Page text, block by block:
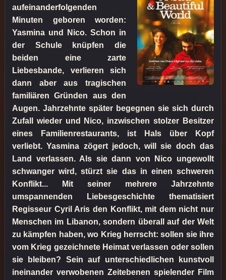
aufeinanderfolgenden
Minuten geboren worden:
Yasmina und Nico. Schon in
der Schule knüpfen die
beiden eine zarte
Liebesbande, verlieren sich
dann aber aus tragischen
familiären Gründen aus den
Augen. Jahrzehnte später begegnen sie sich durch
Zufall wieder und Nico, inzwischen stolzer Besitzer
eines Familienrestaurants, ist Hals über Kopf
verliebt. Yasmina zögert jedoch, will sie doch das
Land verlassen. Als sie dann von Nico ungewollt
schwanger wird, stürzt sie das in einen schweren
Konflikt... Mit seiner mehrere Jahrzehnte
umspannenden Liebesgeschichte thematisiert
Regisseur Cyril Aris den Konflikt, mit dem nicht nur
Menschen im Libanon, sondern überall auf der Welt
zu kämpfen haben, wo Krieg herrscht: sollen sie ihre
vom Krieg gezeichnete Heimat verlassen oder sollen
sie bleiben? Sein auf unterschiedlichen kunstvoll
ineinander verwobenen Zeitebenen spielender Film